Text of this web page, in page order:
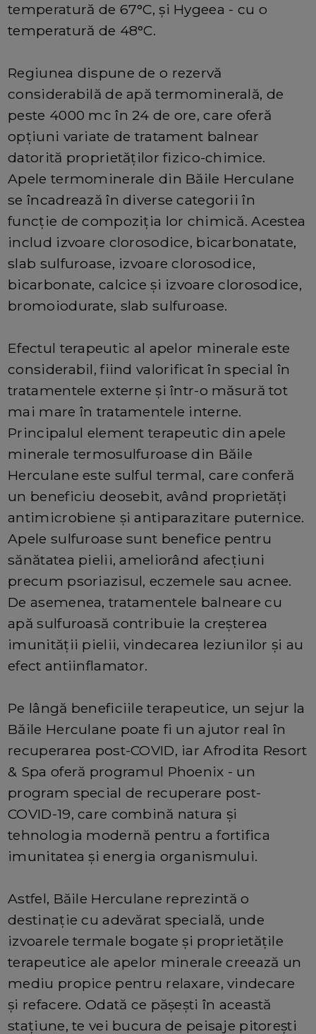
temperatură de 67°C, și Hygeea - cu o
temperatură de 48°C.
Regiunea dispune de o rezervă
considerabilă de apă termominerală, de
peste 4000 mc în 24 de ore, care oferă
opțiuni variate de tratament balnear
datorită proprietăților fizico-chimice.
Apele termominerale din Băile Herculane
se încadrează în diverse categorii în
funcție de compoziția lor chimică. Acestea
includ izvoare clorosodice, bicarbonatate,
slab sulfuroase, izvoare clorosodice,
bicarbonate, calcice și izvoare clorosodice,
bromoiodurate, slab sulfuroase.
Efectul terapeutic al apelor minerale este
considerabil, fiind valorificat în special în
tratamentele externe și într-o măsură tot
mai mare în tratamentele interne.
Principalul element terapeutic din apele
minerale termosulfuroase din Băile
Herculane este sulful termal, care conferă
un beneficiu deosebit, având proprietăți
antimicrobiene și antiparazitare puternice.
Apele sulfuroase sunt benefice pentru
sănătatea pielii, ameliorând afecțiuni
precum psoriazisul, eczemele sau acnee.
De asemenea, tratamentele balneare cu
apă sulfuroasă contribuie la creșterea
imunității pielii, vindecarea leziunilor și au
efect antiinflamator.
Pe lângă beneficiile terapeutice, un sejur la
Băile Herculane poate fi un ajutor real în
recuperarea post-COVID, iar Afrodita Resort
& Spa oferă programul Phoenix - un
program special de recuperare post-
COVID-19, care combină natura și
tehnologia modernă pentru a fortifica
imunitatea și energia organismului.
Astfel, Băile Herculane reprezintă o
destinație cu adevărat specială, unde
izvoarele termale bogate și proprietățile
terapeutice ale apelor minerale creează un
mediu propice pentru relaxare, vindecare
și refacere. Odată ce pășești în această
stațiune, te vei bucura de peisaje pitorești